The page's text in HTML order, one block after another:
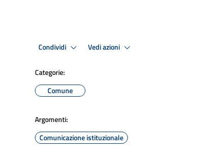
Condividi Vedi azioni
Categorie:
Comune
Argomenti:
Comunicazione istituzionale